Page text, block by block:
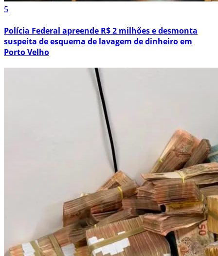
5
Polícia Federal apreende R$ 2 milhões e desmonta
suspeita de esquema de lavagem de dinheiro em
Porto Velho